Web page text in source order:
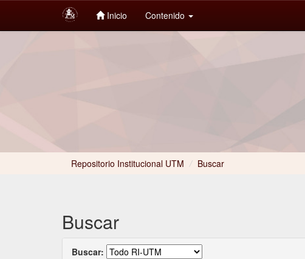
Inicio Contenido
Repositorio Institucional UTM / Buscar
Buscar
Buscar: